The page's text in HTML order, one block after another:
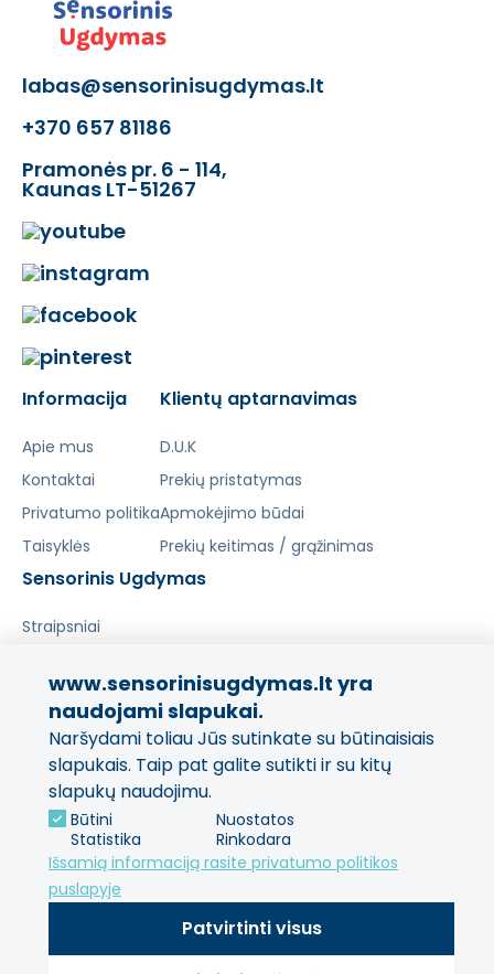
labas@sensorinisugdymas.lt
+370 657 81186
Pramonės pr. 6 - 114,
Kaunas LT-51267
Informacija
Apie mus
Kontaktai
Privatumo politika
Taisyklės
Klientų aptarnavimas
D.U.K
Prekių pristatymas
Apmokėjimo būdai
Prekių keitimas / grąžinimas
Sensorinis Ugdymas
Straipsniai
Pasidalinkite savo patirtimi!
Jūsų nuomonė svarbi mums
ir kitiems pirkėjams.
Palikti atsiliepimą
www.sensorinisugdymas.lt yra
naudojami slapukai.
Naršydami toliau Jūs sutinkate su būtinaisiais
slapukais. Taip pat galite sutikti ir su kitų
slapukų naudojimu.
Būtini
Nuostatos
Statistika
Rinkodara
Išsamią informaciją rasite privatumo politikos
puslapyje
Patvirtinti visus